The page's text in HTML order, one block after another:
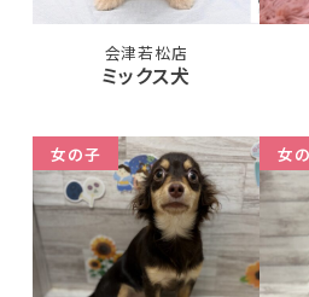
会津若松店
ミックス犬
女の子 女